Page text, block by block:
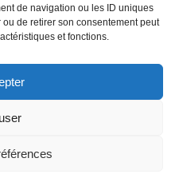
de navigation ou les ID uniques
de retirer son consentement peut
et fonctions.
légales